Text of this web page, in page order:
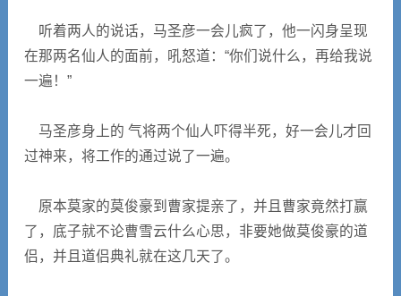
听着两人的说话，马圣彦一会儿疯了，他一闪身呈现
在那两名仙人的面前，吼怒道：“你们说什么，再给我说
一遍！”
马圣彦身上的 气将两个仙人吓得半死，好一会儿才回
过神来，将工作的通过说了一遍。
原本莫家的莫俊豪到曹家提亲了，并且曹家竟然打赢
了，底子就不论曹雪云什么心思，非要她做莫俊豪的道
侣，并且道侣典礼就在这几天了。